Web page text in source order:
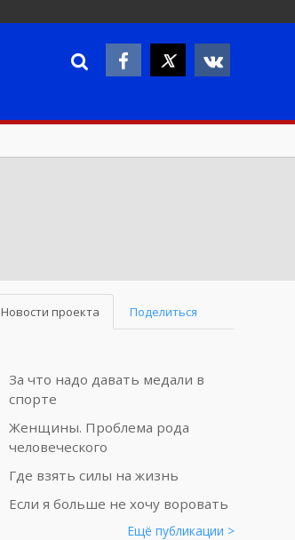
Новости проекта Поделиться
За что надо давать медали в
спорте
Женщины. Проблема рода
человеческого
Где взять силы на жизнь
Если я больше не хочу воровать
Ещё публикации >